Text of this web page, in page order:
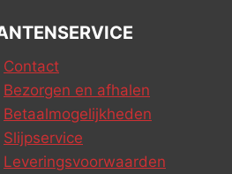
Contact
Bezorgen en afhalen
Betaalmogelijkheden
Slijpservice
Leveringsvoorwaarden